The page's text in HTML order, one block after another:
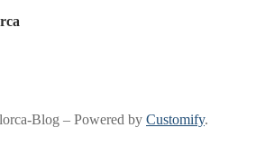
Blog – Powered by Customify.